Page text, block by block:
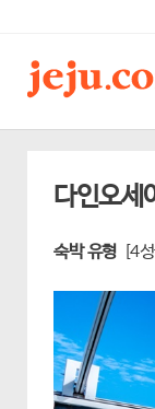
다인오세
숙박 유형 [4